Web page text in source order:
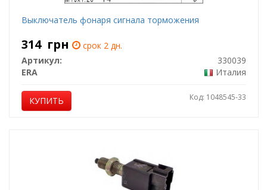
Выключатель фонаря сигнала торможения
314 грн
срок 2 дн.
Артикул:
330039
ERA
Италия
КУПИТЬ Код: 1048545-33